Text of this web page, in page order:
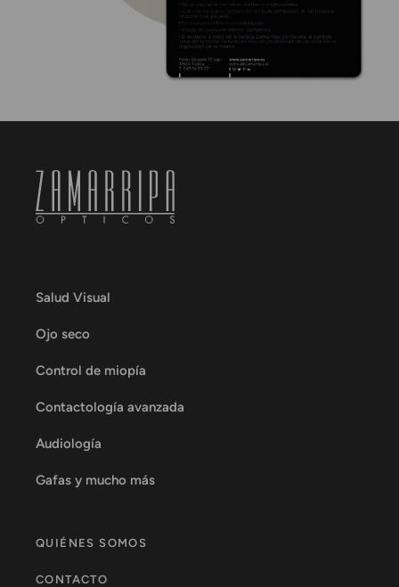
Salud Visual
Ojo seco
Control de miopía
Contactología avanzada
Audiología
Gafas y mucho más
QUIÉNES SOMOS
CONTACTO